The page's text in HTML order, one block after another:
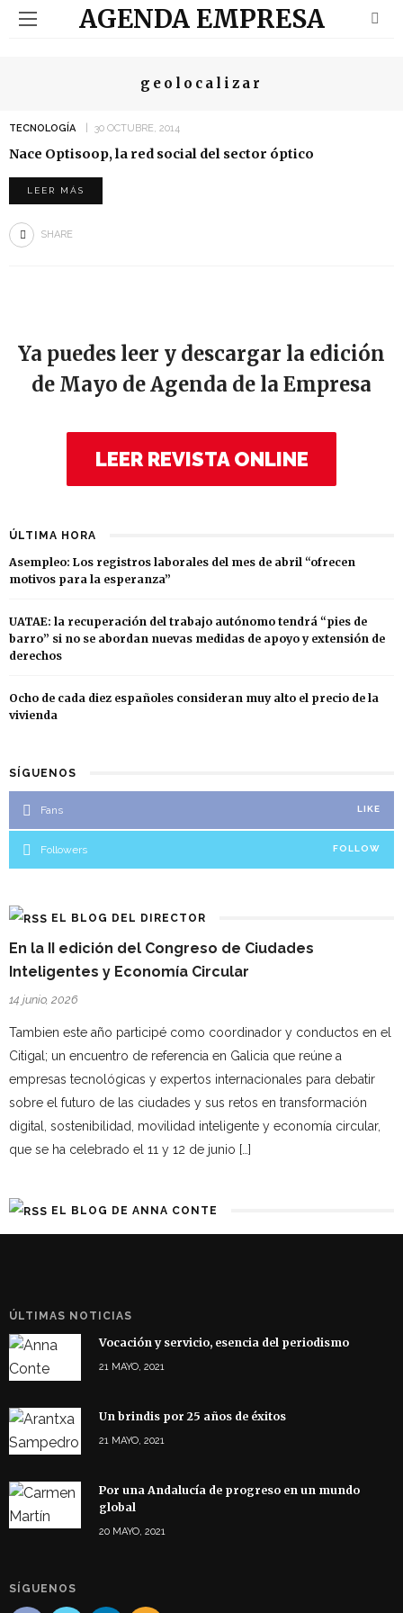
AGENDA EMPRESA
geolocalizar
TECNOLOGÍA 30 OCTUBRE, 2014
Nace Optisoop, la red social del sector óptico
LEER MÁS
SHARE
Ya puedes leer y descargar la edición
de Mayo de Agenda de la Empresa
LEER REVISTA ONLINE
ÚLTIMA HORA
Asempleo: Los registros laborales del mes de abril “ofrecen
motivos para la esperanza”
UATAE: la recuperación del trabajo autónomo tendrá “pies de
barro” si no se abordan nuevas medidas de apoyo y extensión de
derechos
Ocho de cada diez españoles consideran muy alto el precio de la
vivienda
SÍGUENOS
Fans LIKE
Followers FOLLOW
EL BLOG DEL DIRECTOR
En la II edición del Congreso de Ciudades
Inteligentes y Economía Circular
14 junio, 2026
Tambien este año participé como coordinador y conductos en el
Citigal; un encuentro de referencia en Galicia que reúne a
empresas tecnológicas y expertos internacionales para debatir
sobre el futuro de las ciudades y sus retos en transformación
digital, sostenibilidad, movilidad inteligente y economía circular,
que se ha celebrado el 11 y 12 de junio […]
EL BLOG DE ANNA CONTE
ÚLTIMAS NOTICIAS
Vocación y servicio, esencia del periodismo
21 MAYO, 2021
Un brindis por 25 años de éxitos
21 MAYO, 2021
Por una Andalucía de progreso en un mundo
global
20 MAYO, 2021
SÍGUENOS